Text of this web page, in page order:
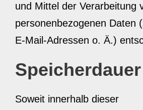
und Mittel der Verarbeitung
personenbezogenen Daten
E-Mail-Adressen o. Ä.)
Speicherdauer
Soweit innerhalb dieser